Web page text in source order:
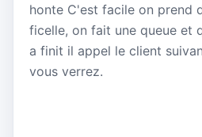
honte C'est facile on prend
ficelle, on fait une queue et
a finit il appel le client
vous verrez.